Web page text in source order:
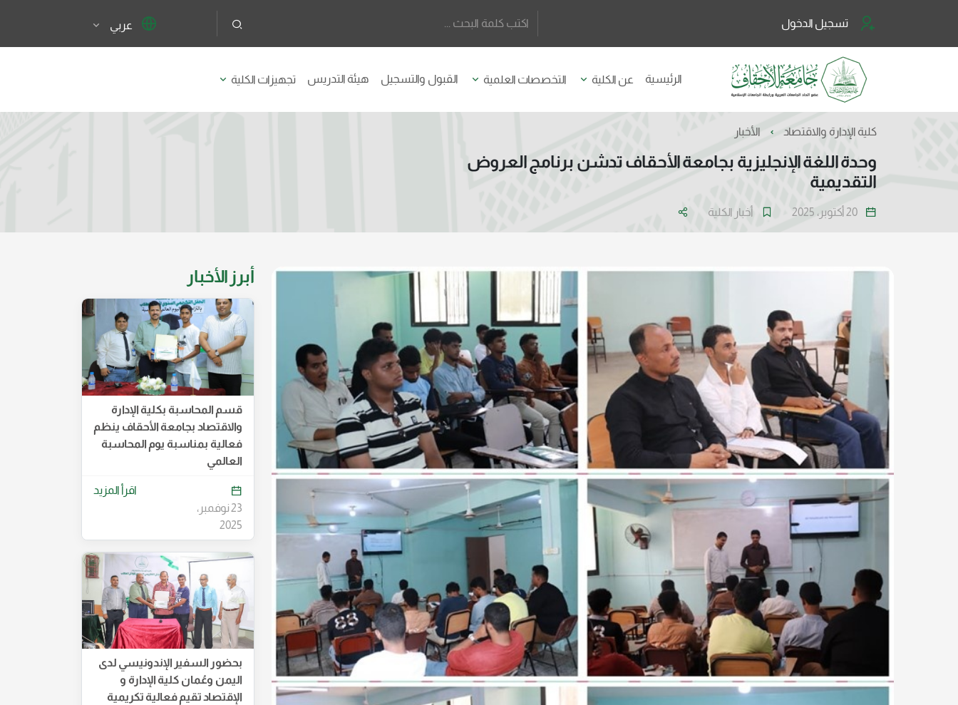
تسجيل الدخول عربي
الرئيسية عن الكلية التخصصات العلمية القبول والتسجيل هيئة التدريس تجهيزات الكلية
كلية الإدارة والاقتصاد الأخبار
وحدة اللغة الإنجليزية بجامعة الأحقاف تدشن برنامج العروض
التقديمية
20 أكتوبر، 2025 أخبار الكلية
أبرز الأخبار
قسم المحاسبة بكلية الإدارة
والاقتصاد بجامعة الأحقاف ينظم
فعالية بمناسبة يوم المحاسبة
العالمي
23 نوفمبر،
2025
اقرأ المزيد
بحضور السفير الإندونيسي لدى
اليمن وعُمان كلية الإدارة و
الإقتصاد تقيم فعالية تكريمية